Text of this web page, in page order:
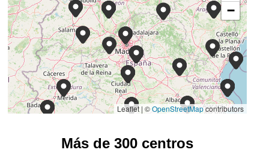
−
Leaflet | ©OpenStreetMapcontributors
Más de 300 centros